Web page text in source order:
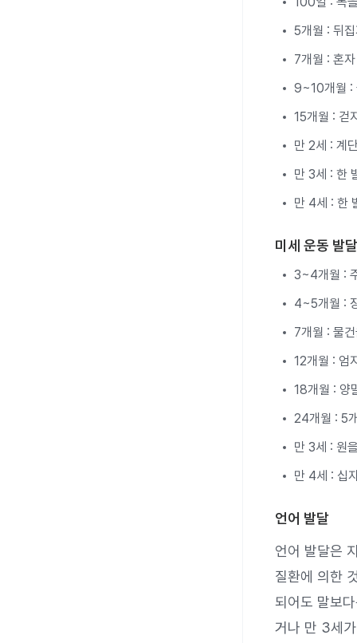
5개월 : 뒤
7개월 : 혼
9~10개월 :
15개월 : 걷
만 2세 : 계
만 3세 : 한
만 4세 : 한
미세 운동 발달
3~4개월 :
4~5개월 :
7개월 : 물
12개월 : 엄
18개월 : 양
24개월 : 5
만 3세 : 원
만 4세 : 십
언어 발달
언어 발달은
질환에 의한
되어도 말보
거나 만 3세